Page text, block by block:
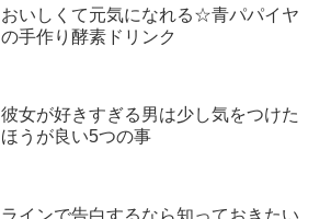
おいしくて元気になれる☆青パパイヤ
の手作り酵素ドリンク
彼女が好きすぎる男は少し気をつけた
ほうが良い5つの事